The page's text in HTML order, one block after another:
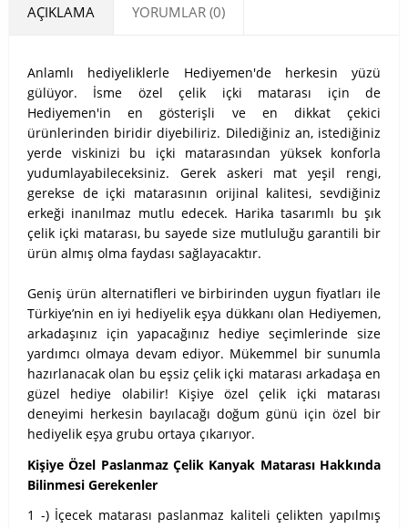
AÇIKLAMA YORUMLAR (0)
Anlamlı hediyeliklerle Hediyemen'de herkesin yüzü
gülüyor. İsme özel çelik içki matarası için de
Hediyemen'in en gösterişli ve en dikkat çekici
ürünlerinden biridir diyebiliriz. Dilediğiniz an, istediğiniz
yerde viskinizi bu içki matarasından yüksek konforla
yudumlayabileceksiniz. Gerek askeri mat yeşil rengi,
gerekse de içki matarasının orijinal kalitesi, sevdiğiniz
erkeği inanılmaz mutlu edecek. Harika tasarımlı bu şık
çelik içki matarası, bu sayede size mutluluğu garantili bir
ürün almış olma faydası sağlayacaktır.
Geniş ürün alternatifleri ve birbirinden uygun fiyatları ile
Türkiye’nin en iyi hediyelik eşya dükkanı olan Hediyemen,
arkadaşınız için yapacağınız hediye seçimlerinde size
yardımcı olmaya devam ediyor. Mükemmel bir sunumla
hazırlanacak olan bu eşsiz çelik içki matarası arkadaşa en
güzel hediye olabilir! Kişiye özel çelik içki matarası
deneyimi herkesin bayılacağı doğum günü için özel bir
hediyelik eşya grubu ortaya çıkarıyor.
Kişiye Özel Paslanmaz Çelik Kanyak Matarası Hakkında
Bilinmesi Gerekenler
1 -) İçecek matarası paslanmaz kaliteli çelikten yapılmış